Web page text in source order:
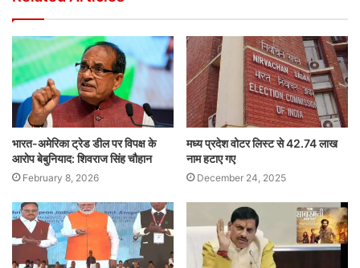
भारत-अमेरिका ट्रेड डील पर विपक्ष के
आरोप बेबुनियाद: शिवराज सिंह चौहान
February 8, 2026
मध्य प्रदेश वोटर लिस्ट से 42.74 लाख
नाम हटाए गए
December 24, 2025